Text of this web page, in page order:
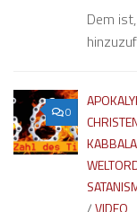
Dem
0
KABBALA
/VIDEO